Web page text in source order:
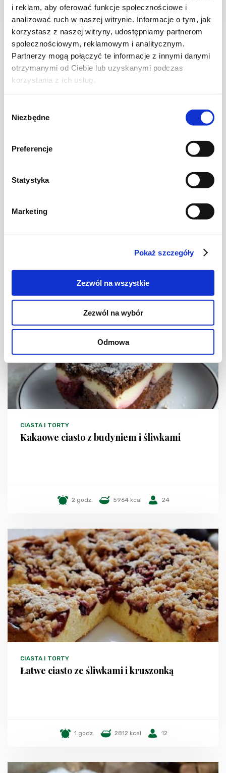
i reklam, aby oferować funkcje społecznościowe i
analizować ruch w naszej witrynie. Informacje o tym, jak
korzystasz z naszej witryny, udostępniamy partnerom
społecznościowym, reklamowym i analitycznym.
Partnerzy mogą połączyć te informacje z innymi danymi
otrzymanymi od Ciebie lub uzyskanymi podczas
korzystania z ich usług.
zgody
Niezbędne
Preferencje
Statystyka
Marketing
Pokaż szczegóły
Zezwól na wszystkie
Zezwól na wybór
Odmowa
1 godz. 2552 kcal 2
CIASTA I TORTY
Kakaowe ciasto z budyniem i śliwkami
2 godz. 5964 kcal 24
CIASTA I TORTY
Łatwe ciasto ze śliwkami i kruszonką
1 godz. 2812 kcal 12